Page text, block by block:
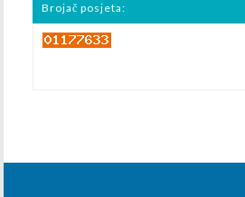
Brojač posjeta: